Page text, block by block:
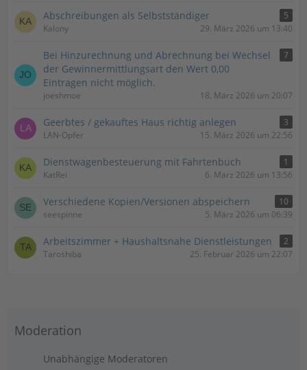
Abschreibungen als Selbstständiger
5
Kalony
29. März 2026 um 13:40
Bei Hinzurechnung und Abrechnung bei Wechsel
der Gewinnermittlungsart den Wert 0,00
Eintragen nicht möglich.
7
joeshmoe 18. März 2026 um 20:07
Geerbtes / gekauftes Haus richtig anlegen
3
LAN-Opfer
15. März 2026 um 22:56
Dienstwagenbesteuerung mit Fahrtenbuch
1
KatRei
6. März 2026 um 13:56
Verschiedene Kopien/Versionen abspeichern
10
seespinne
5. März 2026 um 06:39
Arbeitszimmer + Haushaltsnahe Dienstleistungen
2
Taroshiba
25. Februar 2026 um 22:07
Moderation
Unabhängige Moderatoren